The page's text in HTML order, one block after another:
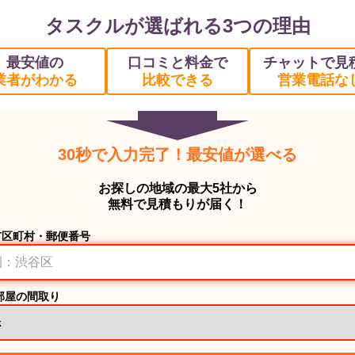
タスクルが選ばれる3つの理由
最安値の
者がわかる
口コミと料金で
比較できる
チャットで見
営業電話な
30秒で入力完了！最安値が選べる
お探しの地域の最大5社から
無料で見積もりが届く！
町村・郵便番号
の間取り